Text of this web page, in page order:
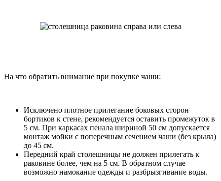
На что обратить внимание при покупке чаши:
Исключено плотное прилегание боковых сторон
бортиков к стене, рекомендуется оставить промежуток в
5 см. При каркасах пенала шириной 50 см допускается
монтаж мойки с поперечным сечением чаши (без крыла)
до 45 см.
Передний край столешницы не должен прилегать к
раковине более, чем на 5 см. В обратном случае
возможно намокание одежды и разбрызгивание воды.